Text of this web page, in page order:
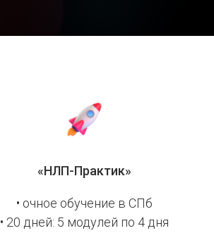
«НЛП-Практик»
• очное обучение в СПб
• 20 дней: 5 модулей по 4 дня